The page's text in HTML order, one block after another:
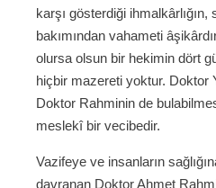
karşı gösterdiği ihmalkârlığın,
bakımından vahameti
olursa olsun bir hekimin dört
hiçbir mazereti yoktur. Doktor
Doktor Rahminin de
meslekî bir vecibedir.
Vazifeye ve insanların
davranan Doktor Ahmet